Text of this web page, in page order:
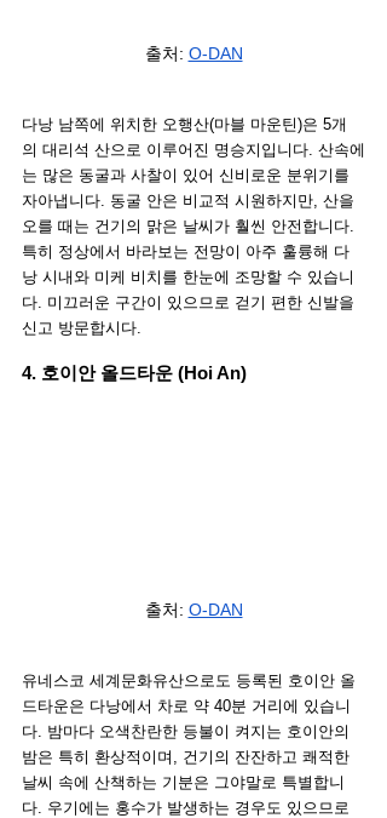
출처: O-DAN
다낭 남쪽에 위치한 오행산(마블 마운틴)은 5개
의 대리석 산으로 이루어진 명승지입니다. 산속에
는 많은 동굴과 사찰이 있어 신비로운 분위기를
자아냅니다. 동굴 안은 비교적 시원하지만, 산을
오를 때는 건기의 맑은 날씨가 훨씬 안전합니다.
특히 정상에서 바라보는 전망이 아주 훌륭해 다
낭 시내와 미케 비치를 한눈에 조망할 수 있습니
다. 미끄러운 구간이 있으므로 걷기 편한 신발을
신고 방문합시다.
4. 호이안 올드타운 (Hoi An)
출처: O-DAN
유네스코 세계문화유산으로도 등록된 호이안 올
드타운은 다낭에서 차로 약 40분 거리에 있습니
다. 밤마다 오색찬란한 등불이 켜지는 호이안의
밤은 특히 환상적이며, 건기의 잔잔하고 쾌적한
날씨 속에 산책하는 기분은 그야말로 특별합니
다. 우기에는 홍수가 발생하는 경우도 있으므로